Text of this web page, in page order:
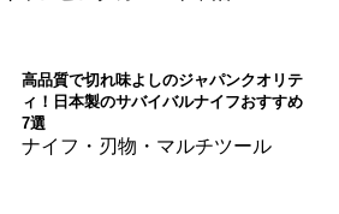
高品質で切れ味よしのジャパンクオリテ
ィ！日本製のサバイバルナイフおすすめ
7選
ナイフ・刃物・マルチツール